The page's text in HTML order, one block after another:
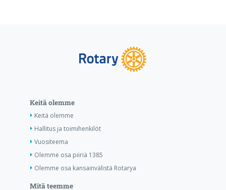
Keitä olemme
Keitä olemme
Hallitus ja toimihenkilöt
Vuositeema
Olemme osa piiriä 1385
Olemme osa kansainvälistä Rotarya
Mitä teemme